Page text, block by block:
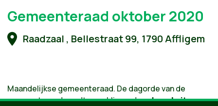
Gemeenteraad oktober 2020
Raadzaal , Bellestraat 99, 1790 Affligem
Maandelijkse gemeenteraad. De dagorde van de
gemeenteraad wordt gepubliceerd opde website van